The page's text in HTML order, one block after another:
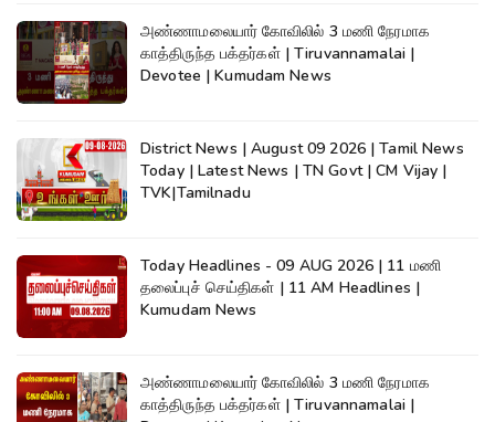
அண்ணாமலையார் கோவிலில் 3 மணி நேரமாக
காத்திருந்த பக்தர்கள் | Tiruvannamalai |
Devotee | Kumudam News
District News | August 09 2026 | Tamil News
Today | Latest News | TN Govt | CM Vijay |
TVK|Tamilnadu
Today Headlines - 09 AUG 2026 | 11 மணி
தலைப்புச் செய்திகள் | 11 AM Headlines |
Kumudam News
அண்ணாமலையார் கோவிலில் 3 மணி நேரமாக
காத்திருந்த பக்தர்கள் | Tiruvannamalai |